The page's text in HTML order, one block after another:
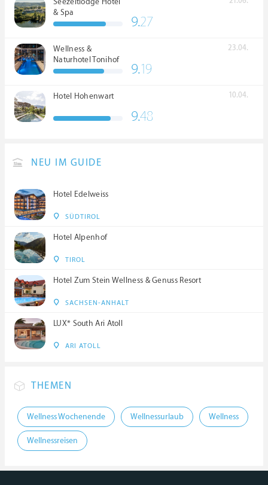
Seezeitlodge Hotel
& Spa
9.27
Wellness &
Naturhotel Tonihof
****S
23.04.
9.19
Hotel Hohenwart 10.04.
9.48
NEU IM GUIDE
Hotel Edelweiss
SÜDTIROL
Hotel Alpenhof
TIROL
Hotel Zum Stein Wellness & Genuss Resort
SACHSEN-ANHALT
LUX* South Ari Atoll
ARI ATOLL
THEMEN
Wellness Wochenende Wellnessurlaub Wellness
Wellnessreisen